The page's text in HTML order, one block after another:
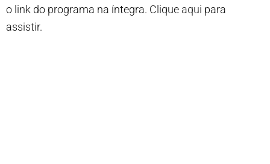
o link do programa na íntegra. Clique aqui para
assistir.